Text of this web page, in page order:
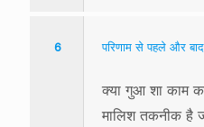
6 परिणाम से पहले और
क्या गुआ शा काम
मालिश तकनीक है